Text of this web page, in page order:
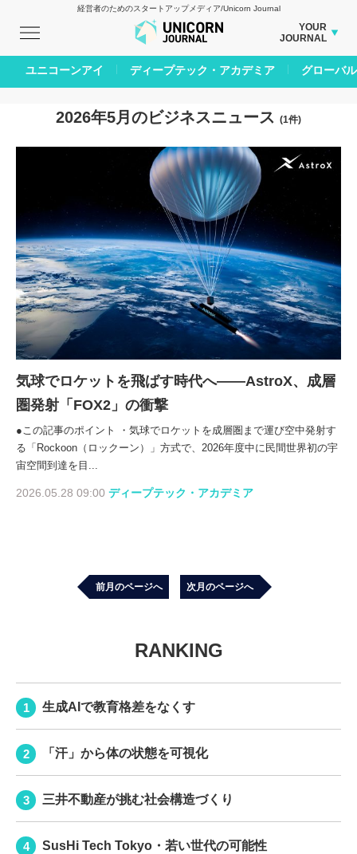
経営者のためのスタートアップメディア/Unicorn Journal
YOUR
JOURNAL
BUSINESS JOURNAL
CARBON CREDITS JOURNAL
IVS JOURNAL
INBOUND JOURNAL
AI JOURNAL
LIFE ENDING JOURNAL
REAL ESTATE BROKERAGE JOURNAL
SMART MARKETING JOURNAL
BPaaS JOURNAL
ADOPTABLE DOG JOURNAL
2026年5月のビジネスニュース (1件)
気球でロケットを飛ばす時代へ――AstroX、成層
圏発射「FOX2」の衝撃
●この記事のポイント ・気球でロケットを成層圏まで運び空中発射す
る「Rockoon（ロックーン）」方式で、2026年度中に民間世界初の宇
宙空間到達を目...
2026.05.28 09:00 ディープテック・アカデミア
前月のページへ 次月のページへ
RANKING
生成AIで教育格差をなくす
「汗」から体の状態を可視化
三井不動産が挑む社会構造づくり
SusHi Tech Tokyo・若い世代の可能性
ユニコーンアイ ディープテック・アカデミア グローバル